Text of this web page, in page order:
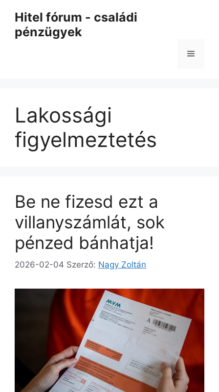
tartalomba
Hitel fórum - családi
pénzügyek
Menü
Lakossági
figyelmeztetés
Be ne fizesd ezt a
villanyszámlát, sok
pénzed bánhatja!
2026-02-04 Szerző: Nagy Zoltán